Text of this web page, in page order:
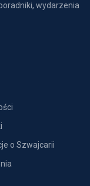
wydarzenia
o Szwajcarii